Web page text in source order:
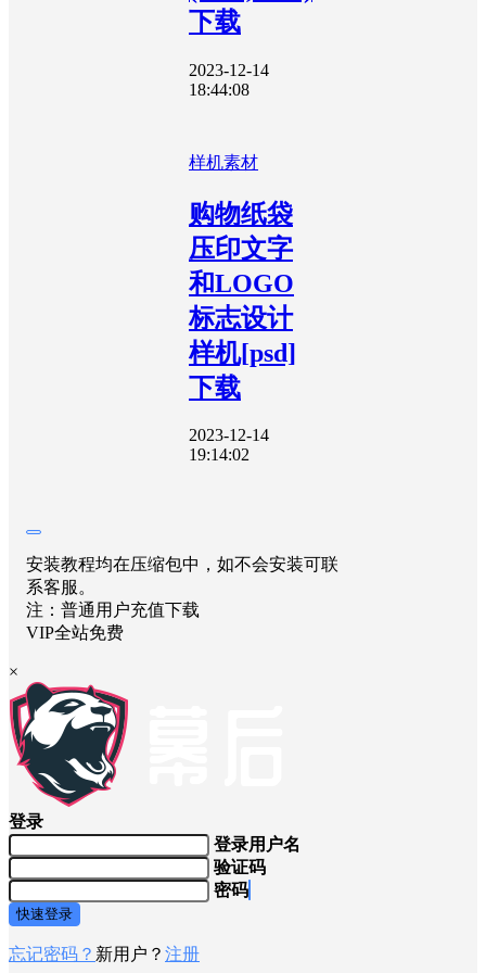
下载
2023-12-14
18:44:08
样机素材
购物纸袋
压印文字
和LOGO
标志设计
样机[psd]
下载
2023-12-14
19:14:02
安装教程均在压缩包中，如不会安装可联
系客服。
注：普通用户充值下载
VIP全站免费
×
登录
登录用户名
验证码
密码
快速登录
忘记密码？ 新用户？ 注册